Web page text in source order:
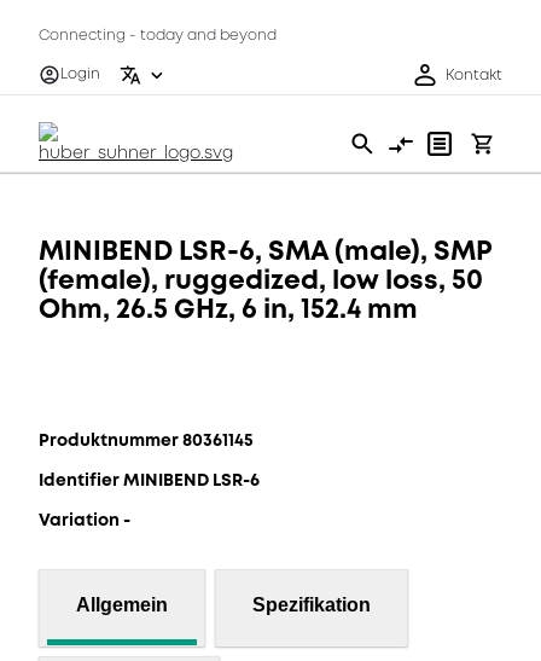
Connecting - today and beyond
Login
Kontakt
MINIBEND LSR-6, SMA (male), SMP
(female), ruggedized, low loss, 50
Ohm, 26.5 GHz, 6 in, 152.4 mm
Produktnummer 80361145
Identifier MINIBEND LSR-6
Variation -
Allgemein Spezifikation